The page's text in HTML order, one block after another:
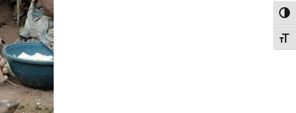
הפעל/כבה ניגודיות גבוהה
מתג גודל גופן